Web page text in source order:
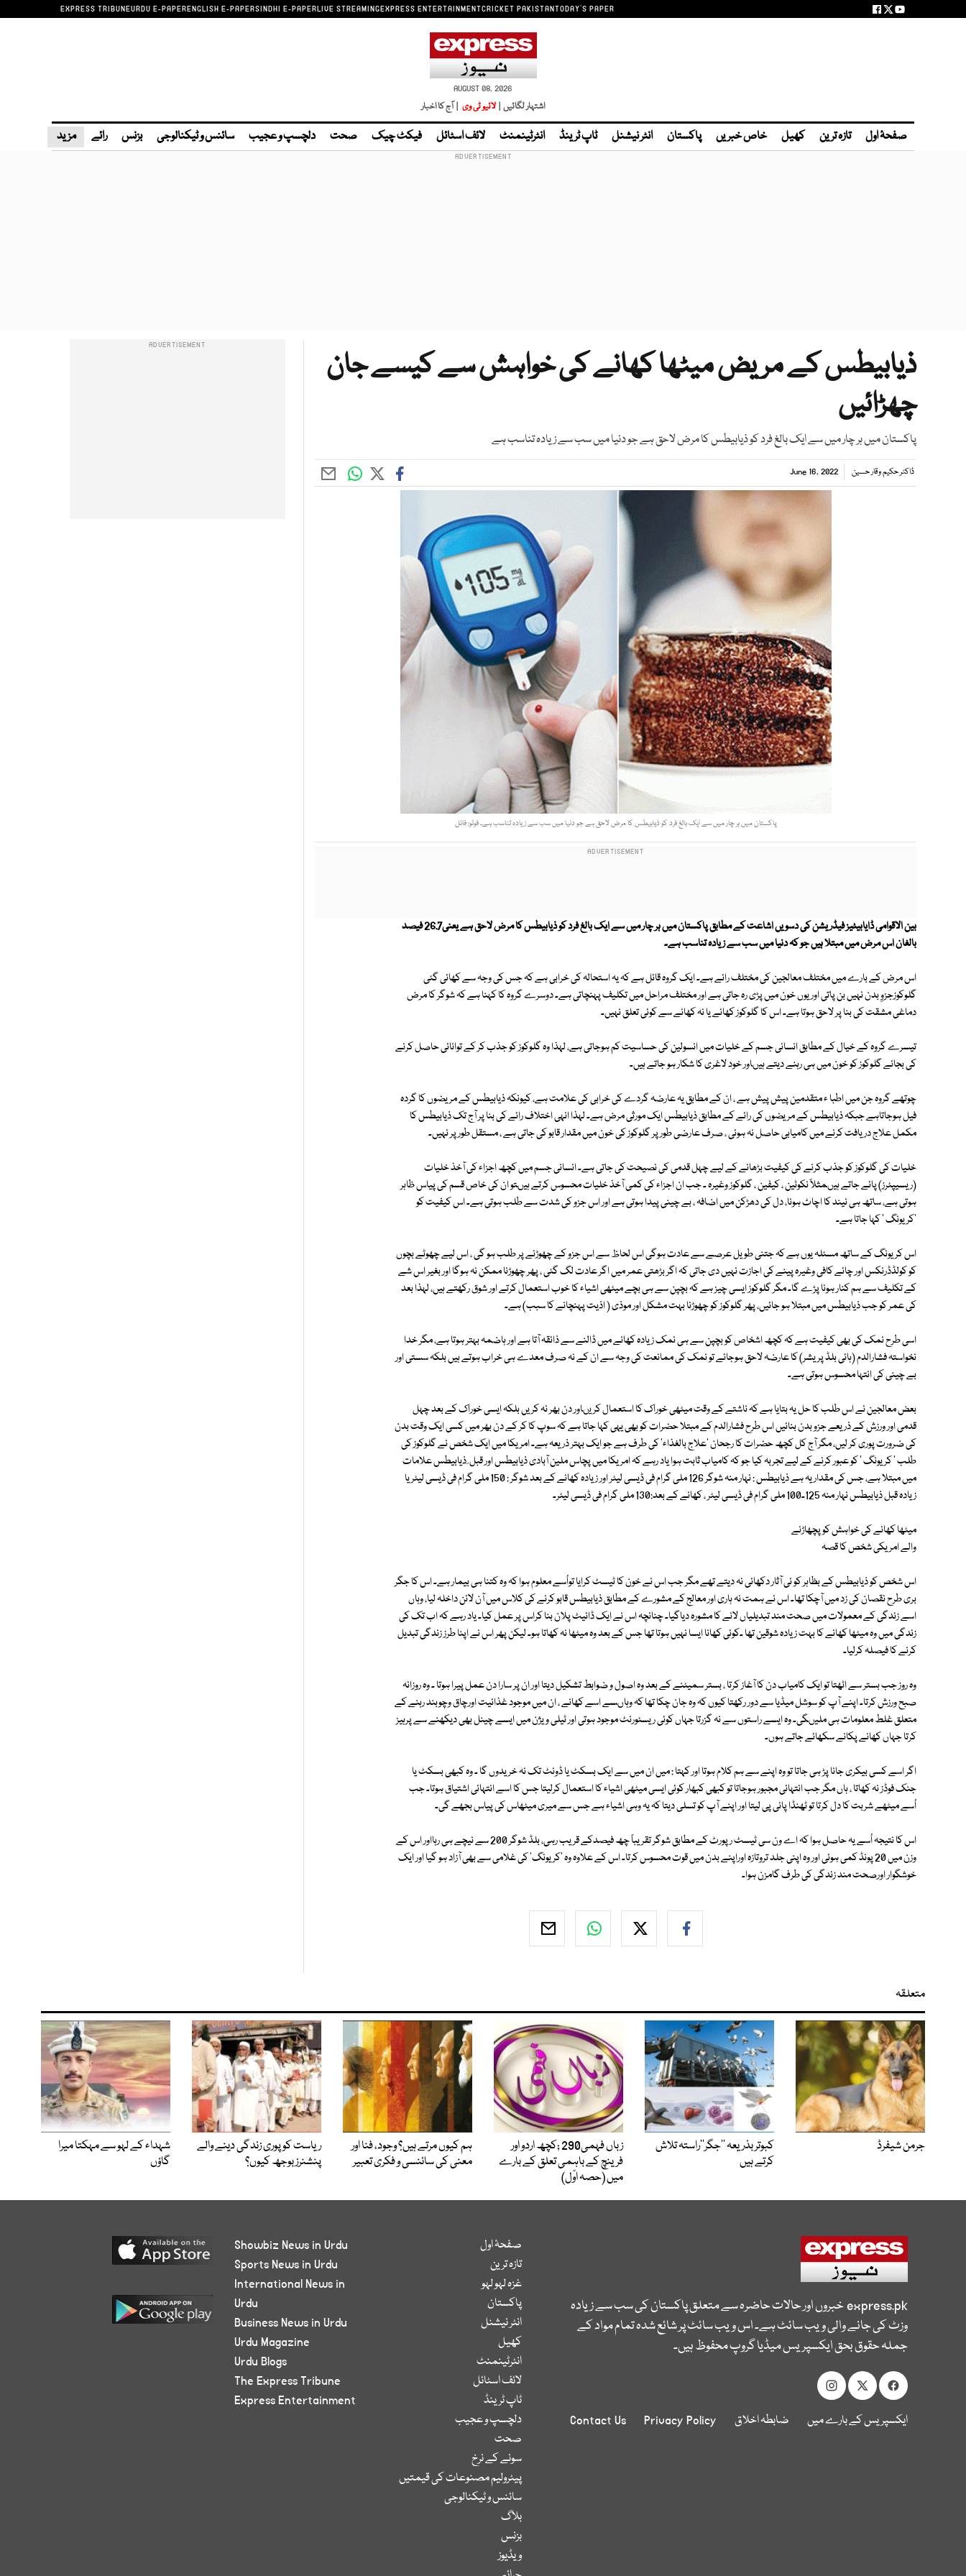
EXPRESS TRIBUNEURDU E-PAPERENGLISH E-PAPERSINDHI E-PAPERLIVE STREAMINGEXPRESS ENTERTAINMENTCRICKET PAKISTANTODAY'S PAPER
AUGUST 08, 2026
اشتہار لگائیں | لائیو ٹی وی | آج کا اخبار
صفحۂ اول تازہ ترین کھیل خاص خبریں پاکستان انٹر نیشنل ٹاپ ٹرینڈ انٹرٹینمنٹ لائف اسٹائل فیکٹ چیک صحت دلچسپ و عجیب سائنس و ٹیکنالوجی بزنس رائے مزید
ذیابیطس کے مریض میٹھا کھانے کی خواہش سے کیسے جان
چھڑائیں
پاکستان میں ہر چار میں سے ایک بالغ فرد کو ذیابیطس کا مرض لاحق ہے جو دنیا میں سب سے زیادہ تناسب ہے
ڈاکٹر حکیم وقار حسین June 16, 2022
پاکستان میں ہر چار میں سے ایک بالغ فرد کو ذیابیطس کا مرض لاحق ہے جو دنیا میں سب سے زیادہ تناسب ہے۔ فوٹو: فائل
بین الاقوامی ڈایابیٹیز فیڈریشن کی دسویں اشاعت کے مطابق پاکستان میں ہر چار میں سے ایک بالغ فرد کو ذیابیطس کا مرض لاحق ہے یعنی26.7 فیصد
بالغان اس مرض میں مبتلا ہیں جو کہ دنیا میں سب سے زیادہ تناسب ہے۔
اس مرض کے بارے میں مختلف معالجین کی مختلف رائے ہے۔ ایک گروہ قائل ہے کہ یہ استحالہ کی خرابی ہے کہ جس کی وجہ سے کھائی گئی
گلوکوزجزوِ بدن نہیں بن پاتی اور یوں خون میں پڑی رہ جاتی ہے اور مختلف مراحل میں تکلیف پہنچاتی ہے۔ دوسرے گروہ کا کہنا ہے کہ شوگر کا مرض
دماغی مشقت کی بنا پر لاحق ہوتا ہے۔ اس کا گلوکوز کھانے یا نہ کھانے سے کوئی تعلق نہیں۔
تیسرے گروہ کے خیال کے مطابق انسانی جسم کے خلیات میں انسولین کی حساسیت کم ہوجاتی ہے، لہذا وہ گلوکوز کو جذب کر کے توانائی حاصل کرنے
کی بجائے گلوکوز کو خون میں ہی رہنے دیتے ہیںاور خود لاغری کا شکار ہو جاتے ہیں۔
چوتھے گروہ جن میں اطبا ء متقدمین پیش پیش ہے ، ان کے مطابق یہ عارضہ گردے کی خرابی کی علامت ہے، کیونکہ ذیابیطس کے مریضوں کا گردہ
فیل ہوجاتاہے جبکہ ذیابیطس کے مریضوں کی رائے کے مطابق ذیابیطس ایک مورثی مرض ہے۔ لہذا انہی اختلاف رائے کی بنا پر آج تک ذیابیطس کا
مکمل علاج دریافت کرنے میں کامیابی حاصل نہ ہوئی ، صرف عارضی طور پر گلوکوز کی خون میں مقدار قابو کی جاتی ہے ، مستقل طور پر نہیں۔
خلیات کی گلوکوز کو جذب کرنے کی کیفیت بڑھانے کے لیے چہل قدمی کی نصیحت کی جاتی ہے۔ انسانی جسم میں کچھ اجزاء کی آخذ خلیات
(ریسیپٹرز) پائے جاتے ہیںمثلاً نکوٹین ، کیفین ، گلوکوز وغیرہ ۔ جب ان اجزاء کی کمی آخذ خلیات محسوس کرتے ہیںتو ان کی خاص قسم کی پیاس ظاہر
ہوتی ہے، ساتھ ہی نیند کا اچاٹ ہونا، دل کی دھڑکن میں اضافہ ، بے چینی پیدا ہوتی ہے اور اس جزو کی شدت سے طلب ہوتی ہے۔ اس کیفیت کو
'کریونگ ' کہا جاتا ہے۔
اس کریونگ کے ساتھ مسئلہ یوں ہے کہ جتنی طویل عرصے سے عادت ہوگی اس لحاظ سے اس جزو کے چھوڑنے پر طلب ہو گی ، اس لیے چھوٹے بچوں
کو کولڈڈرنکس اور چائے کافی وغیرہ پینے کی اجازت نہیں دی جاتی کہ اگر بڑھتی عمر میں اگر عادت لگ گئی ، پھر چھوڑنا ممکن نہ ہوگا اور بغیر اس شے
کے تکلیف سے ہم کنار ہونا پڑے گا۔ مگر گلوکوز ایسی چیز ہے کہ بچپن سے ہی بچے میٹھی اشیاء کا خوب استعمال کرتے اور شوق رکھتے ہیں، لہذا بعد
کی عمر کو جب ذیابیطس میں مبتلا ہو جائیں، پھر گلوکوز کو چھوڑنا بہت مشکل اور موذی ( اذیت پہنچانے کا سبب) ہے۔
اسی طرح نمک کی بھی کیفیت ہے کہ کچھ اشخاص کو بچپن سے ہی نمک زیادہ کھانے میں ڈالنے سے ذائقہ آتا ہے اور ہاضمہ بہتر ہوتا ہے، مگر خدا
نخواستہ فشارالدم (ہائی بلڈ پریشر) کا عارضہ لاحق ہوجائے تو نمک کی ممانعت کی وجہ سے ان کے نہ صرف معدے ہی خراب ہوتے ہیں بلکہ سستی اور
بے چینی کی انتہا محسوس ہوتی ہے۔
بعض معالجین نے اس طلب کا حل یہ بتایا ہے کہ ناشتے کے وقت میٹھی خوراک کا استعمال کریںاور دن بھر نہ کریں بلکہ ایسی خوراک کے بعد چہل
قدمی اور ورزش کے ذریعے جزو بدن بنائیں اس طرح فشارالدم کے مبتلا حضرات کو بھی یہی کہا جاتا ہے کہ سوپ کا کر کے دن بھر میں کسی ایک وقت بدن
کی ضرورت پوری کر لیں، مگر آج کل کچھ حضرات کا رجحان 'علاج بالغذاء' کی طرف ہے جو ایک بہتر ذریعہ ہے۔ امریکا میں ایک شخص نے گلوکوز کی
طلب ' کریونگ ' کو عبور کرنے کے لیے تجربہ کیا جو کہ کامیاب ثابت ہوا یاد رہے کہ امریکا میں پچاس ملین آبادی ذیابیطس اور قبل ِ ذیابیطس علامات
میں مبتلا ہے، جس کی مقدار یہ ہے ذیابیطس : نہار منہ شوگر 126 ملی گرام فی ڈیسی لیٹر اور زیادہ کھانے کے بعد شوگر : 150 ملی گرام فی ڈیسی لیٹریا
زیادہ قبل ذیابیطس نہار منہ 125۔100 ملی گرام فی ڈیسی لیٹر ، کھانے کے بعد:130 ملی گرام فی ڈیسی لیٹر۔
میٹھا کھانے کی خواہش کو پچھاڑنے
والے امریکی شخص کا قصہ
اس شخص کو ذیابیطس کے بظاہر کو ئی آثار دکھائی نہ دیتے تھے مگر جب اس نے خون کا ٹیسٹ کرایا تواُسے معلوم ہوا کہ وہ کتنا ہی بیمار ہے۔ اس کا جگر
بری طرح نقصان کی زد میں آچکا تھا۔ اس نے ہمت نہ ہاری اور معالج کے مشورے کے مطابق ذیابیطس قابو کرنے کی کلاس میں آن لائن داخلہ لیا، وہاں
اسے زندگی کے معمولات میں صحت مند تبدیلیاں لانے کا مشورہ دیاگیا۔ چنانچہ اس نے ایک ڈائیٹ پلان بنا کراس پر عمل کیا۔ یاد رہے کہ اب تک کی
زندگی میں وہ میٹھا کھانے کا بہت زیادہ شوقین تھا ۔کوئی کھانا ایسا نہیں ہوتا تھا جس کے بعد وہ میٹھا نہ کھاتا ہو۔ لیکن پھر اس نے اپنا طرز زندگی تبدیل
کرنے کا فیصلہ کرلیا۔
وہ روز جب بستر سے اٹھتا تو ایک کامیاب دن کا آغاز کرتا ، بستر سمیٹنے کے بعد وہ اصول و ضوابط تشکیل دیتا اور ان پر سارا دن عمل پیرا ہوتا ۔ وہ روزانہ
صبح ورزش کرتا۔ اپنے آپ کو سوشل میڈیا سے دور رکھتا کیوں کہ وہ جان چکا تھا کہ وہاںسے اسے کھانے ، ان میں موجود غذائیت اورچاق وچوبند رہنے کے
متعلق غلط معلومات ہی ملیںگی۔ وہ ایسے راستوں سے نہ گزرتا جہاں کوئی ریسٹورنٹ موجود ہوتی اور ٹیلی ویژن میں ایسے چینل بھی دیکھنے سے پرہیز
کرتا جہاں کھانے پکانے سکھائے جاتے ہوں۔
اگر اسے کسی بیکری جانا پڑ ہی جاتا تو وہ اپنے سے ہم کلام ہوتا اور کہتا : میں ان میں سے ایک بسکٹ یا ڈونٹ تک نہ خریدوں گا ۔ وہ کبھی بسکٹ یا
جنک فوڈز نہ کھاتا ، ہاں مگر جب انتہائی مجبور ہوجاتا تو کبھی کبھار کوئی ایسی میٹھی اشیاء کا استعمال کرلیتا جس کا اسے انتہائی اشتیاق ہوتا۔ جب
اُسے میٹھے شربت کا دل کرتا تو ٹھنڈا پانی پی لیتا اور اپنے آپ کو تسلی دیتا کہ یہ وہی اشیاء ہے جس سے میری میٹھاس کی پیاس بجھے گی۔
اس کا نتیجہ اُسے یہ حاصل ہوا کہ اے ون سی ٹیسٹ رپورٹ کے مطابق شوگر تقریباً چھ فیصدکے قریب رہی، بلڈ شوگر 200 سے نیچے ہی رہااور اس کے
وزن میں 20 پونڈ کمی ہوئی اور وہ اپنی جلد تروتازہ اوراپنے بدن میں قوت محسوس کرتا۔ اس کے علاوہ وہ 'کریونگ' کی غلامی سے بھی آزاد ہو گیا اور ایک
خوشگوار اورصحت مند زندگی کی طرف گامزن ہوا۔
متعلقہ
جرمن شیفرڈ
کبوتر بذریعہ ’’جگر‘‘راستہ تلاش
کرتے ہیں
زباں فہمی290 ;کچھ اردو اور
فرینچ کے باہمی تعلق کے بارے
میں (حصہ اوّل)
ہم کیوں مرتے ہیں؟ وجود، فنا اور
معنی کی سائنسی و فکری تعبیر
ریاست کو پوری زندگی دینے والے
پنشنرز بوجھ کیوں؟
شہداء کے لہو سے مہکتا میرا
گاؤں
express.pkخبروں اور حالات حاضرہ سے متعلق پاکستان کی سب سے زیادہ
وزٹ کی جانے والی ویب سائٹ ہے۔ اس ویب سائٹ پر شائع شدہ تمام مواد کے
جملہ حقوق بحق ایکسپریس میڈیا گروپ محفوظ ہیں۔
ایکسپریس کے بارے میں ضابطہ اخلاق Privacy Policy
Contact Us
صفحۂ اول
تازہ ترین
غزہ لہو لہو
پاکستان
انٹر نیشنل
کھیل
انٹرٹینمنٹ
لائف اسٹائل
ٹاپ ٹرینڈ
دلچسپ و عجیب
صحت
سونے کے نرخ
پیٹرولیم مصنوعات کی قیمتیں
سائنس و ٹیکنالوجی
بلاگ
بزنس
ویڈیوز
Showbiz News in Urdu
Sports News in Urdu
International News in
Urdu
Business News in Urdu
Urdu Magazine
Urdu Blogs
The Express Tribune
Express Entertainment